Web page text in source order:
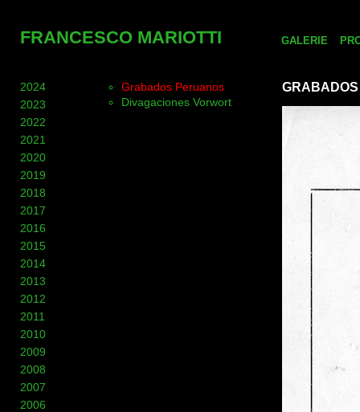
FRANCESCO MARIOTTI GALERIE
2024
2023
2022
2021
2020
2019
2018
2017
2016
2015
2014
2013
2012
2011
2010
2009
2008
2007
2006
Grabados Peruanos
Divagaciones Vorwort